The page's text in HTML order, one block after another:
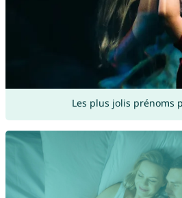
Les plus jolis prénoms